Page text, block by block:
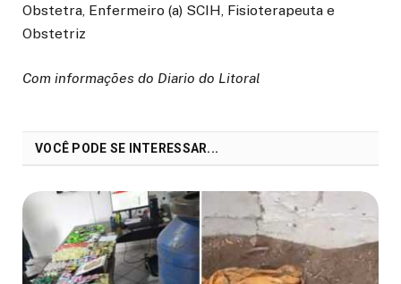
Obstetra, Enfermeiro (a) SCIH, Fisioterapeuta e
Obstetriz
Com informações do Diario do Litoral
VOCÊ PODE SE INTERESSAR...